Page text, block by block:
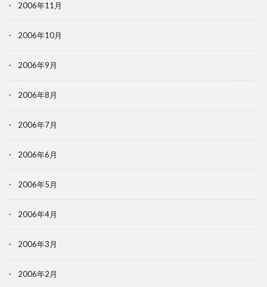
2006年11月
2006年10月
2006年9月
2006年8月
2006年7月
2006年6月
2006年5月
2006年4月
2006年3月
2006年2月